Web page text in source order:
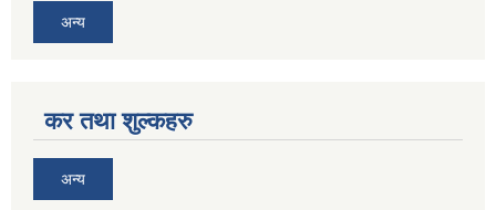
अन्य
कर तथा शुल्कहरु
अन्य